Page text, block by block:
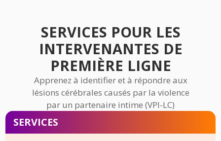
SERVICES POUR LES
INTERVENANTES DE
PREMIÈRE LIGNE
Apprenez à identifier et à répondre aux
lésions cérébrales causés par la violence
par un partenaire intime (VPI-LC)
SERVICES